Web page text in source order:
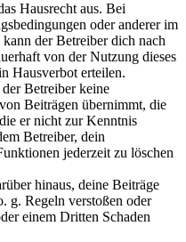
Hausrecht aus. Bei
oder anderer im
der Betreiber dich nach
von der Nutzung dieses
Hausverbot erteilen.
Betreiber keine
Beiträgen übernimmt, die
er nicht zur Kenntnis
Betreiber, dein
jederzeit zu löschen
hinaus, deine Beiträge
g. Regeln verstoßen oder
einem Dritten Schaden